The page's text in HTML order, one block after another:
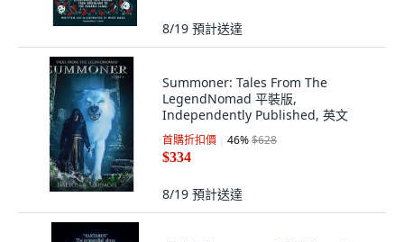
8/19 預計送達
Summoner: Tales From The
LegendNomad 平裝版,
Independently Published, 英文
首購折扣價 46%$628
$334
8/19 預計送達